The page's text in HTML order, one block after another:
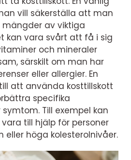
vill säkerställa att man
av viktiga
kan vara svårt att få i sig
och mineraler
särskilt om man har
eller allergier. En
att använda kosttillskott
specifika
Till exempel kan
till hjälp för personer
höga kolesterolnivåer.